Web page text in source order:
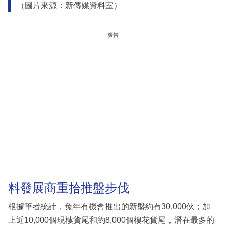
（圖片來源：新傳媒資料室）
廣告
料發展商重拾推盤步伐
根據筆者統計，兔年有機會推出的新盤約有30,000伙；加
上近10,000個現樓貨尾和約8,000個樓花貨尾，潛在最多的